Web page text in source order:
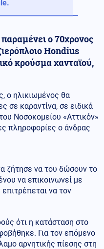
ο 70χρονος
Hondius
κρούσμα χανταϊού,
ο ηλικιωμένος θα
σε καραντίνα, σε ειδικά
Νοσοκομείου «Αττικόν»
πληροφορίες ο άνδρας
ζήτησε να του δώσουν το
να επικοινωνεί με
να τον
ότι η κατάσταση στο
Για τον επόμενο
αρνητικής πίεσης στη